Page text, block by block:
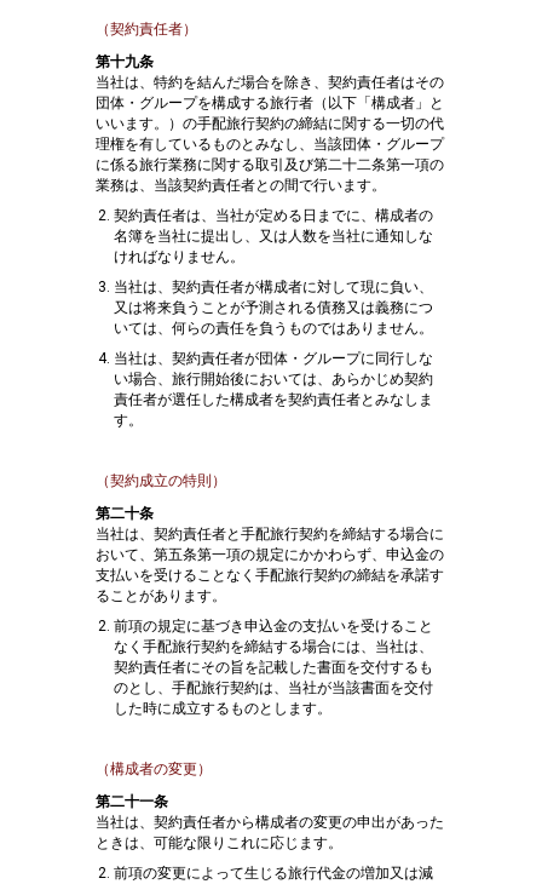
（契約責任者）
第十九条
当社は、特約を結んだ場合を除き、契約責任者はその
団体・グループを構成する旅行者（以下「構成者」と
いいます。）の手配旅行契約の締結に関する一切の代
理権を有しているものとみなし、当該団体・グループ
に係る旅行業務に関する取引及び第二十二条第一項の
業務は、当該契約責任者との間で行います。
契約責任者は、当社が定める日までに、構成者の
名簿を当社に提出し、又は人数を当社に通知しな
ければなりません。
当社は、契約責任者が構成者に対して現に負い、
又は将来負うことが予測される債務又は義務につ
いては、何らの責任を負うものではありません。
当社は、契約責任者が団体・グループに同行しな
い場合、旅行開始後においては、あらかじめ契約
責任者が選任した構成者を契約責任者とみなしま
す。
（契約成立の特則）
第二十条
当社は、契約責任者と手配旅行契約を締結する場合に
おいて、第五条第一項の規定にかかわらず、申込金の
支払いを受けることなく手配旅行契約の締結を承諾す
ることがあります。
前項の規定に基づき申込金の支払いを受けること
なく手配旅行契約を締結する場合には、当社は、
契約責任者にその旨を記載した書面を交付するも
のとし、手配旅行契約は、当社が当該書面を交付
した時に成立するものとします。
（構成者の変更）
第二十一条
当社は、契約責任者から構成者の変更の申出があった
ときは、可能な限りこれに応じます。
前項の変更によって生じる旅行代金の増加又は減